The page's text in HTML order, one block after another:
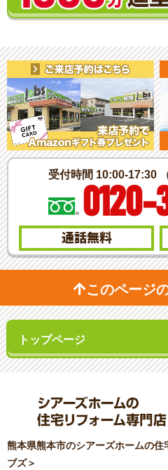
受付時間 10:00-17:30
0120-
通話無料
このページ
熊本県熊本市のシアーズホームの
ブズ＞